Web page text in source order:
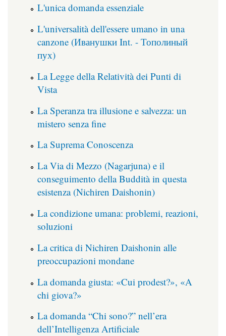
L'unica domanda essenziale
L'universalità dell'essere umano in una
canzone (Иванушки Int. - Тополиный
пух)
La Legge della Relatività dei Punti di
Vista
La Speranza tra illusione e salvezza: un
mistero senza fine
La Suprema Conoscenza
La Via di Mezzo (Nagarjuna) e il
conseguimento della Buddità in questa
esistenza (Nichiren Daishonin)
La condizione umana: problemi, reazioni,
soluzioni
La critica di Nichiren Daishonin alle
preoccupazioni mondane
La domanda giusta: «Cui prodest?», «A
chi giova?»
La domanda “Chi sono?” nell’era
dell’Intelligenza Artificiale